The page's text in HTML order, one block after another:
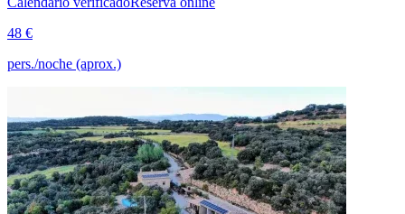
48 €
pers./noche (aprox.)